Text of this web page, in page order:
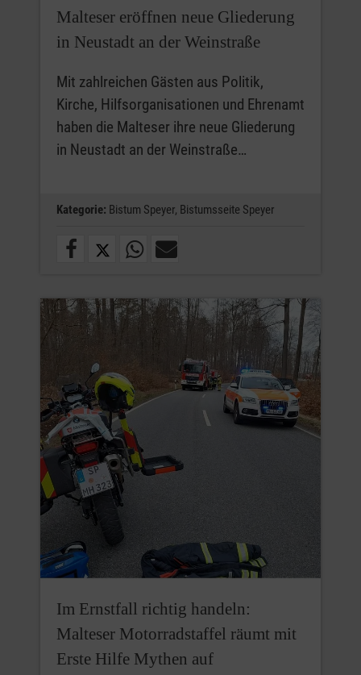
Malteser eröffnen neue Gliederung
in Neustadt an der Weinstraße
Mit zahlreichen Gästen aus Politik,
Kirche, Hilfsorganisationen und Ehrenamt
haben die Malteser ihre neue Gliederung
in Neustadt an der Weinstraße…
Kategorie: Bistum Speyer, Bistumsseite Speyer
Im Ernstfall richtig handeln:
Malteser Motorradstaffel räumt mit
Erste Hilfe Mythen auf